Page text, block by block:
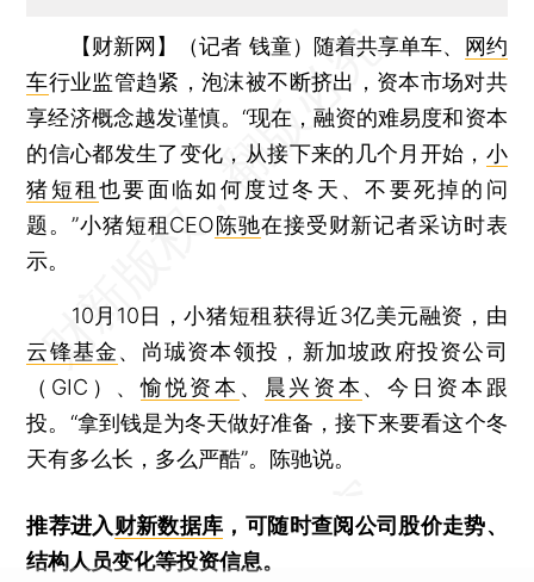
【财新网】（记者 钱童） 随着共享单车、
网约
车行业监管趋紧，泡沫被不断挤出，资本市场对共
享经济概念越发谨慎。“现在，融资的难易度和资本
的信心都发生了变化，从接下来的几个月开始， 小
猪短租也要面临如何度过冬天、不要死掉的问
题。”小猪短租CEO陈驰在接受财新记者采访时表
示。
10月10日，小猪短租获得近3亿美元融资，由
云锋基金、尚珹资本领投，新加坡政府投资公司
（GIC）、愉悦资本 、 晨兴资本 、今日资本跟
投。“拿到钱是为冬天做好准备，接下来要看这个冬
天有多么长，多么严酷”。陈驰说。
推荐进入财新数据库 ，可随时查阅公司股价走势、
结构人员变化等投资信息。